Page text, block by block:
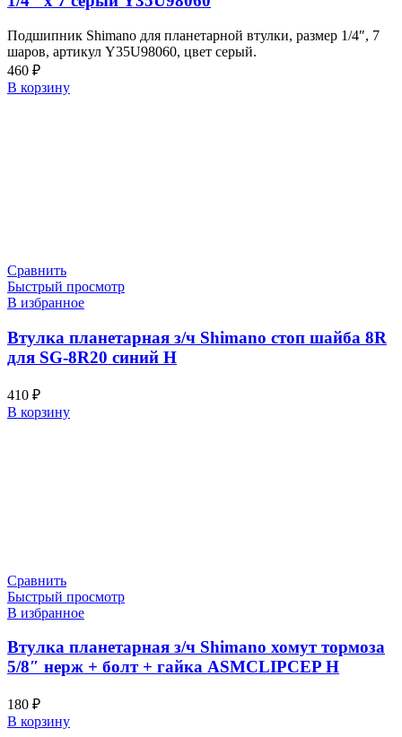
Подшипник Shimano для планетарной втулки, размер 1/4″, 7
шаров, артикул Y35U98060, цвет серый.
460 ₽
В корзину
Сравнить
Быстрый просмотр
В избранное
Втулка планетарная з/ч Shimano стоп шайба 8R
для SG-8R20 синий Н
410 ₽
В корзину
Сравнить
Быстрый просмотр
В избранное
Втулка планетарная з/ч Shimano хомут тормоза
5/8″ нерж + болт + гайка ASMCLIPCEP Н
180 ₽
В корзину